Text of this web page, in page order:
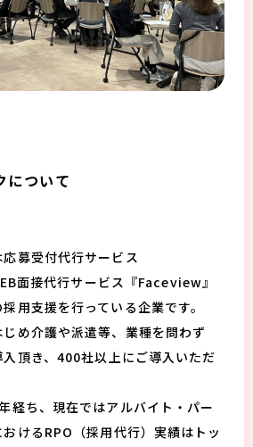
について
募受付代行サービス
面接代行サービス『Faceview』
用支援を行っている企業です。
め介護や派遣等、業種を問わず
頂き、400社以上にご導入いただ
経ち、現在ではアルバイト・パー
けるRPO（採用代行）実績はトッ